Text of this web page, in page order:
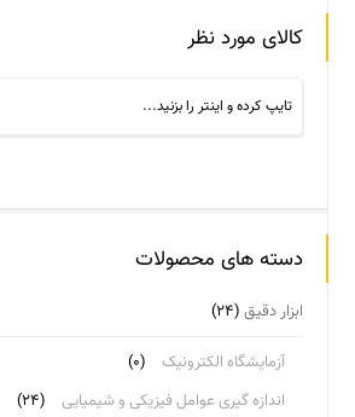
کالای مورد نظر
دسته های محصولات
ابزار دقیق (۲۴)
آزمایشگاه الکترونیک
(۰)
اندازه گیری عوامل فیزیکی و شیمیایی
(۲۴)